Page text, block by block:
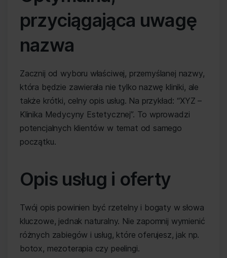
przyciągająca uwagę
nazwa
Zacznij od wyboru właściwej, przemyślanej nazwy,
która będzie zawierała nie tylko nazwę kliniki, ale
także krótki, celny opis usług. Na przykład: “XYZ –
Klinika Medycyny Estetycznej”. To wprowadzi
potencjalnych klientów w temat od samego
początku.
Opis usług i oferty
Twój opis powinien być rzetelny i bogaty w słowa
kluczowe, jednak naturalny. Nie zapomnij wymienić
różnych zabiegów i usług, które oferujesz, jak np.
botox, mezoterapia czy peelingi.